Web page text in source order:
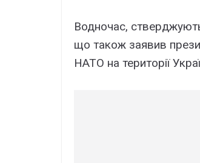
Водночас,
що також заявив
НАТО на території